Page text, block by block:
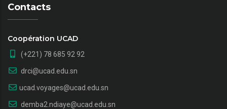
Contacts
Coopération UCAD
(+221) 78 685 92 92
drci@ucad.edu.sn
ucad.voyages@ucad.edu.sn
demba2.ndiaye@ucad.edu.sn